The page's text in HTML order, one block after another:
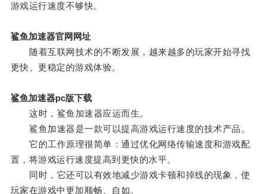
游戏运行速度不够快。
鲨鱼加速器官网网址
随着互联网技术的不断发展，越来越多的玩家开始寻找
更快、更稳定的游戏体验。
鲨鱼加速器pc版下载
这时，鲨鱼加速器应运而生。
鲨鱼加速器是一款可以提高游戏运行速度的技术产品。
它的工作原理很简单：通过优化网络传输速度和游戏配
置，将游戏运行速度提高到更快的水平。
同时，它还可以有效地减少游戏卡顿和掉线的现象，使
玩家在游戏中更加顺畅、自如。